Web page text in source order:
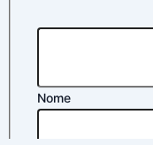
Nome